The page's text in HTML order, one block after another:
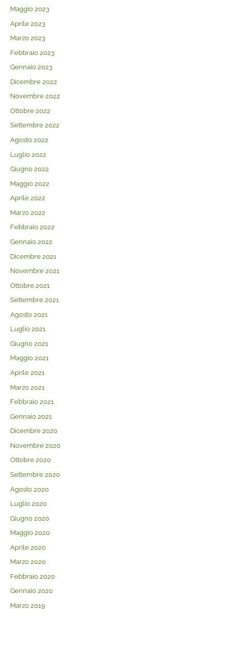
Maggio 2023
Aprile 2023
Marzo 2023
Febbraio 2023
Gennaio 2023
Dicembre 2022
Novembre 2022
Ottobre 2022
Settembre 2022
Agosto 2022
Luglio 2022
Giugno 2022
Maggio 2022
Aprile 2022
Marzo 2022
Febbraio 2022
Gennaio 2022
Dicembre 2021
Novembre 2021
Ottobre 2021
Settembre 2021
Agosto 2021
Luglio 2021
Giugno 2021
Maggio 2021
Aprile 2021
Marzo 2021
Febbraio 2021
Gennaio 2021
Dicembre 2020
Novembre 2020
Ottobre 2020
Settembre 2020
Agosto 2020
Luglio 2020
Giugno 2020
Maggio 2020
Aprile 2020
Marzo 2020
Febbraio 2020
Gennaio 2020
Marzo 2019